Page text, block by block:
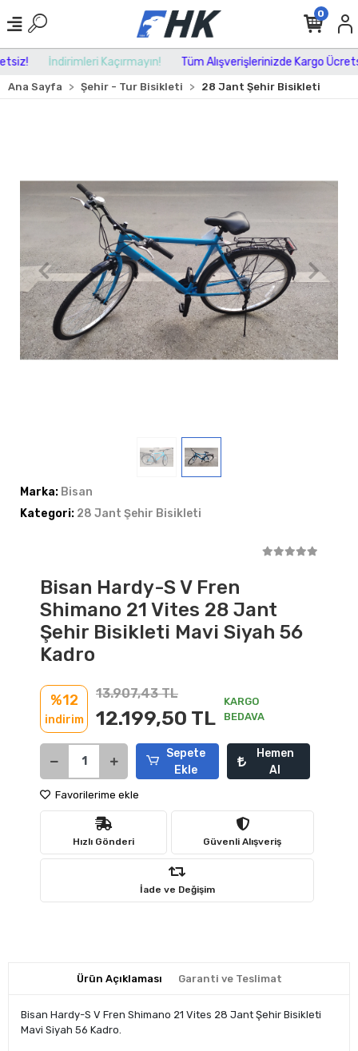
İndirimleri Kaçırmayın! Tüm Alışverişlerinizde Kargo
0
Ana Sayfa Şehir - Tur Bisikleti 28 Jant Şehir Bisikleti
Marka: Bisan
Kategori: 28 Jant Şehir Bisikleti
Bisan Hardy-S V Fren
Shimano 21 Vites 28 Jant
Şehir Bisikleti Mavi Siyah 56
Kadro
%12
indirim
13.907,43 TL
12.199,50 TL
KARGO
BEDAVA
Sepete
Ekle
Hemen
Al
Favorilerime ekle
Hızlı Gönderi Güvenli Alışveriş
İade ve Değişim
Ürün Açıklaması Garanti ve Teslimat
Bisan Hardy-S V Fren Shimano 21 Vites 28 Jant Şehir Bisikleti
Mavi Siyah 56 Kadro.